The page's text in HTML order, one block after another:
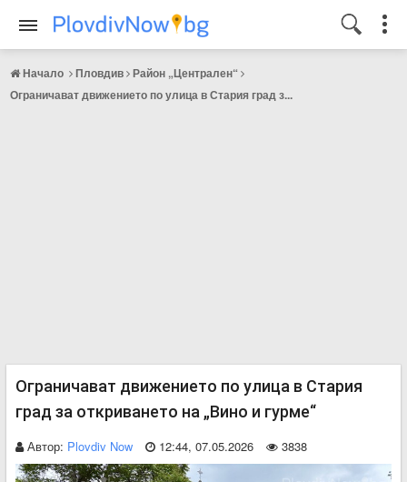
Начало Пловдив Район „Централен“
Ограничават движението по улица в Стария град з...
Ограничават движението по улица в Стария
град за откриването на „Вино и гурме“
Автор: Plovdiv Now 12:44, 07.05.2026 3838